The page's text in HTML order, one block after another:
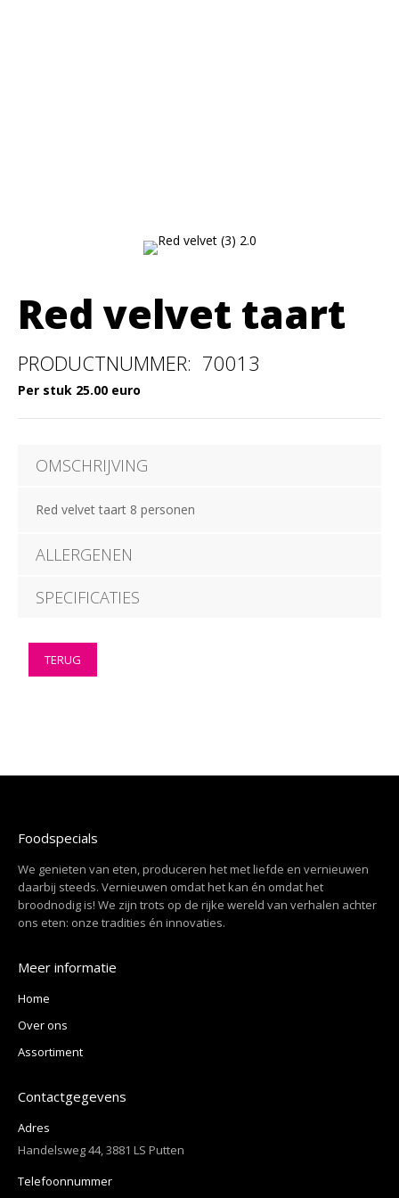
Red velvet taart
PRODUCTNUMMER: 70013
Per stuk 25.00 euro
OMSCHRIJVING
Red velvet taart 8 personen
ALLERGENEN
SPECIFICATIES
TERUG
Foodspecials
We genieten van eten, produceren het met liefde en vernieuwen
daarbij steeds. Vernieuwen omdat het kan én omdat het
broodnodig is! We zijn trots op de rijke wereld van verhalen achter
ons eten: onze tradities én innovaties.
Meer informatie
Home
Over ons
Assortiment
Contactgegevens
Adres
Handelsweg 44, 3881 LS Putten
Telefoonnummer